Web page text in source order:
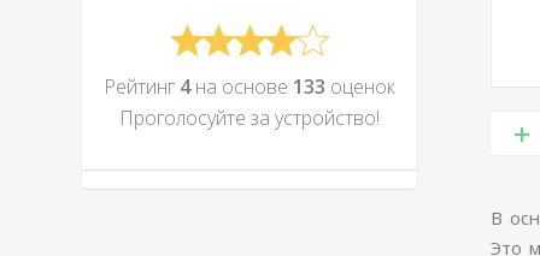
Рейтинг 4на основе 133 оценок
Проголосуйте за устройcтво!
В
Это